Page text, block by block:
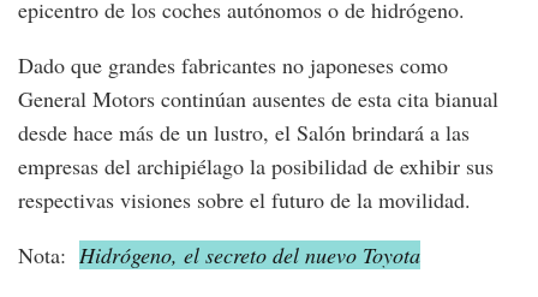
epicentro de los coches autónomos o de hidrógeno.
Dado que grandes fabricantes no japoneses como
General Motors continúan ausentes de esta cita bianual
desde hace más de un lustro, el Salón brindará a las
empresas del archipiélago la posibilidad de exhibir sus
respectivas visiones sobre el futuro de la movilidad.
Nota: Hidrógeno, el secreto del nuevo Toyota